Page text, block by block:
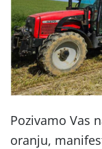
Pozivamo Vas
oranju,